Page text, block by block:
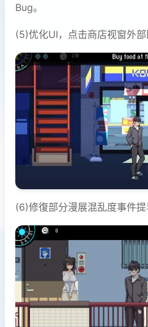
Bug。
(5)优化UI，点击商店视窗外部
(6)修復部分漫展混乱度事件提